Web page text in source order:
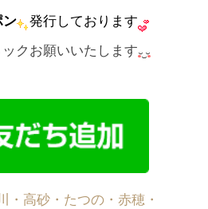
ン
発行しております
ックお願いいたします
・高砂・たつの・赤穂・